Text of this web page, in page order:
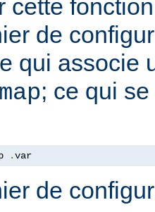
cette
de
qui associe
; ce qui
.var
de